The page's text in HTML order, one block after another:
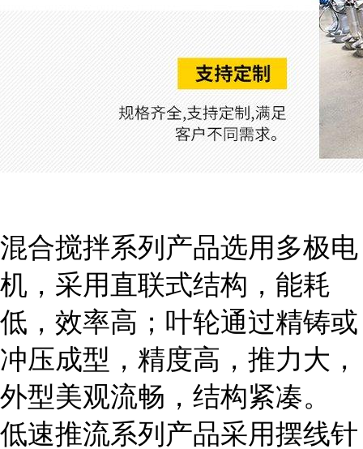
混合搅拌系列产品选用多极电
机，采用直联式结构，能耗
低，效率高；叶轮通过精铸或
冲压成型，精度高，推力大，
外型美观流畅，结构紧凑。
低速推流系列产品采用摆线针